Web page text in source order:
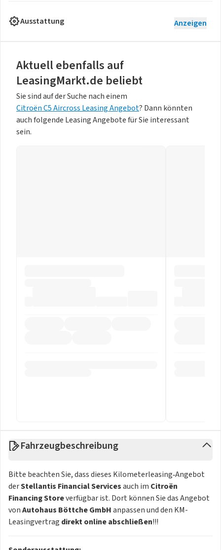
Ausstattung Anzeigen
Aktuell ebenfalls auf
LeasingMarkt.de beliebt
Sie sind auf der Suche nach einem
Citroën C5 Aircross Leasing Angebot? Dann könnten
auch folgende Leasing Angebote für Sie interessant
sein.
Fahrzeugbeschreibung
Bitte beachten Sie, dass dieses Kilometerleasing‑Angebot
derStellantis Financial Servicesauch im Citroën
Financing Storeverfügbar ist. Dort können Sie das Angebot
vonAutohaus Böttche GmbHanpassen und den KM-
Leasingvertrag direkt online abschließen!!!